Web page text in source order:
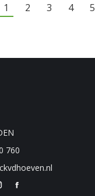
1 2 3 4 5
760